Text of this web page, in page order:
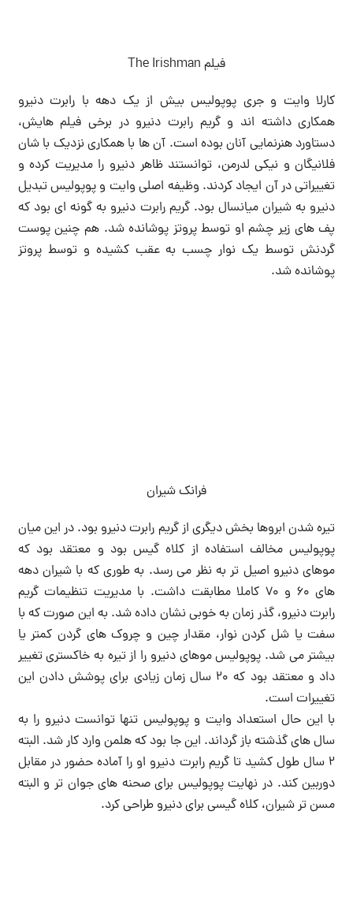
فیلم The Irishman
کارلا وایت و جری پوپولیس بیش از یک دهه با رابرت دنیرو
همکاری داشته اند و گریم رابرت دنیرو در برخی فیلم هایش،
دستاورد هنرنمایی آنان بوده است. آن ها با همکاری نزدیک با شان
فلانیگان و نیکی لدرمن، توانستند ظاهر دنیرو را مدیریت کرده و
تغییراتی در آن ایجاد کردند. وظیفه اصلی وایت و پوپولیس تبدیل
دنیرو به شیران میانسال بود. گریم رابرت دنیرو به گونه ای بود که
پف های زیر چشم او توسط پروتز پوشانده شد. هم چنین پوست
گردنش توسط یک نوار چسب به عقب کشیده و توسط پروتز
پوشانده شد.
فرانک شیران
تیره شدن ابروها بخش دیگری از گریم رابرت دنیرو بود. در این میان
پوپولیس مخالف استفاده از کلاه گیس بود و معتقد بود که
موهای دنیرو اصیل تر به نظر می رسد. به طوری که با شیران دهه
های 60 و 70 کاملا مطابقت داشت. با مدیریت تنظیمات گریم
رابرت دنیرو، گذر زمان به خوبی نشان داده شد. به این صورت که با
سفت یا شل کردن نوار، مقدار چین و چروک های گردن کمتر یا
بیشتر می شد. پوپولیس موهای دنیرو را از تیره به خاکستری تغییر
داد و معتقد بود که 20 سال زمان زیادی برای پوشش دادن این
تغییرات است.
با این حال استعداد وایت و پوپولیس تنها توانست دنیرو را به
سال های گذشته باز گرداند. این جا بود که هلمن وارد کار شد. البته
2 سال طول کشید تا گریم رابرت دنیرو او را آماده حضور در مقابل
دوربین کند. در نهایت پوپولیس برای صحنه های جوان تر و البته
مسن تر شیران، کلاه گیسی برای دنیرو طراحی کرد.